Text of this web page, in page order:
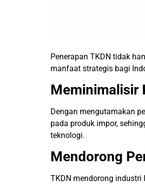
Penerapan TKDN tidak
manfaat strategis bagi
Meminimalisir
Dengan mengutamakan
pada produk impor,
teknologi.
Mendorong
TKDN mendorong